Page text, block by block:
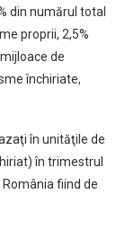
din numărul total
proprii, 2,5%
de
închiriate,
în unităţile de
în trimestrul
România fiind de